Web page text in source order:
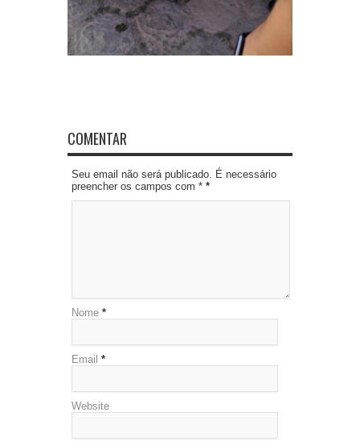
COMENTAR
Seu email não será publicado. É necessário
preencher os campos com * *
Nome *
Email *
Website